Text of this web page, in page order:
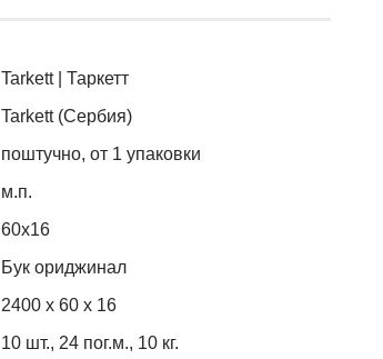
Tarkett | Таркетт
Tarkett (Сербия)
поштучно, от 1 упаковки
м.п.
60x16
Бук ориджинал
2400 х 60 х 16
10 шт., 24 пог.м., 10 кг.